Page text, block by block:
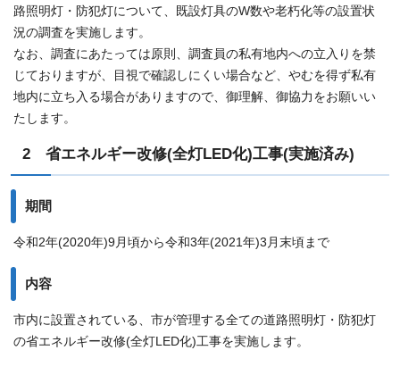
路照明灯・防犯灯について、既設灯具のW数や老朽化等の設置状
況の調査を実施します。
なお、調査にあたっては原則、調査員の私有地内への立入りを禁
じておりますが、目視で確認しにくい場合など、やむを得ず私有
地内に立ち入る場合がありますので、御理解、御協力をお願いい
たします。
2 省エネルギー改修(全灯LED化)工事(実施済み)
期間
令和2年(2020年)9月頃から令和3年(2021年)3月末頃まで
内容
市内に設置されている、市が管理する全ての道路照明灯・防犯灯
の省エネルギー改修(全灯LED化)工事を実施します。